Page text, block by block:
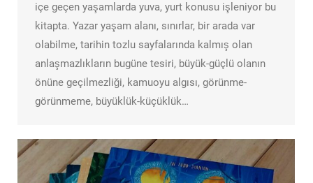
içe geçen yaşamlarda yuva, yurt konusu işleniyor bu
kitapta. Yazar yaşam alanı, sınırlar, bir arada var
olabilme, tarihin tozlu sayfalarında kalmış olan
anlaşmazlıkların bugüne tesiri, büyük-güçlü olanın
önüne geçilmezliği, kamuoyu algısı, görünme-
görünmeme, büyüklük-küçüklük…